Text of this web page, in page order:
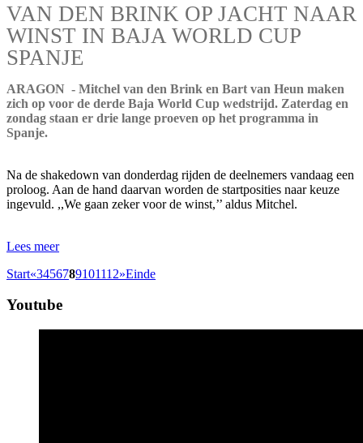
VAN DEN BRINK OP JACHT NAAR
WINST IN BAJA WORLD CUP
SPANJE
ARAGON - Mitchel van den Brink en Bart van Heun maken
zich op voor de derde Baja World Cup wedstrijd. Zaterdag en
zondag staan er drie lange proeven op het programma in
Spanje.
Na de shakedown van donderdag rijden de deelnemers vandaag een
proloog. Aan de hand daarvan worden de startposities naar keuze
ingevuld. ,,We gaan zeker voor de winst,’’ aldus Mitchel.
Lees meer
Start«3456789101112»Einde
Youtube